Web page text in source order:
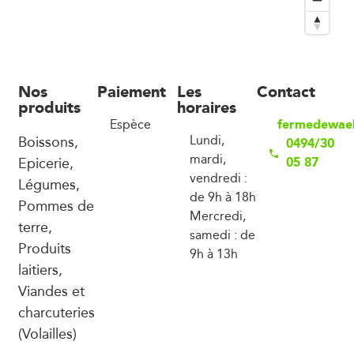
Nos
produits
Boissons,
Epicerie,
Légumes,
Pommes de
terre,
Produits
laitiers,
Viandes et
charcuteries
(Volailles)
Paiement
Espèce
Les
horaires
Lundi,
mardi,
vendredi :
de 9h à 18h
Mercredi,
samedi : de
9h à 13h
Contact
0494/30
05 87